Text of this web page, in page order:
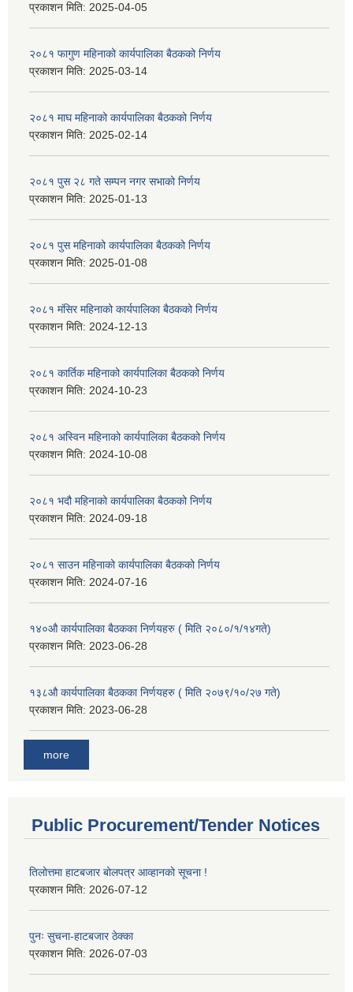
प्रकाशन मिति: 2025-04-05
२०८१ फागुण महिनाको कार्यपालिका बैठकको निर्णय
प्रकाशन मिति: 2025-03-14
२०८१ माघ महिनाको कार्यपालिका बैठकको निर्णय
प्रकाशन मिति: 2025-02-14
२०८१ पुस २८ गते सम्प‍न नगर सभाको निर्णय
प्रकाशन मिति: 2025-01-13
२०८१ पुस महिनाको कार्यपालिका बैठकको निर्णय
प्रकाशन मिति: 2025-01-08
२०८१ मंसिर महिनाको कार्यपालिका बैठकको निर्णय
प्रकाशन मिति: 2024-12-13
२०८१ कार्तिक महिनाको कार्यपालिका बैठकको निर्णय
प्रकाशन मिति: 2024-10-23
२०८१ अस्विन महिनाको कार्यपालिका बैठकको निर्णय
प्रकाशन मिति: 2024-10-08
२०८१ भदौ महिनाको कार्यपालिका बैठकको निर्णय
प्रकाशन मिति: 2024-09-18
२०८१ साउन महिनाको कार्यपालिका बैठकको निर्णय
प्रकाशन मिति: 2024-07-16
१४०औ कार्यपालिका बैठकका निर्णयहरु ( मिति २०८०/१/१४गते)
प्रकाशन मिति: 2023-06-28
१३८औ कार्यपालिका बैठकका निर्णयहरु ( मिति २०७९/१०/२७ गते)
प्रकाशन मिति: 2023-06-28
more
Public Procurement/Tender Notices
तिलोत्तमा हाटबजार बोलपत्र आव्हानको सूचना !
प्रकाशन मिति: 2026-07-12
पुनः सुचना-हाटबजार ठेक्का
प्रकाशन मिति: 2026-07-03